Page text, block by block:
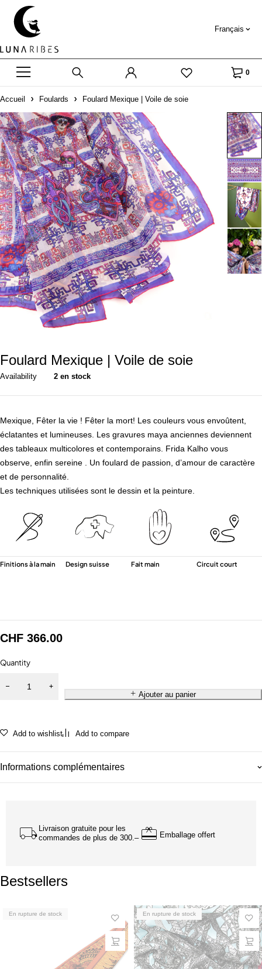
Français
0
Accueil Foulards Foulard Mexique | Voile de soie
Foulard Mexique | Voile de soie
Availability 2 en stock
Mexique, Fêter la vie ! Fêter la mort! Les couleurs vous envoûtent,
éclatantes et lumineuses. Les gravures maya anciennes deviennent
des tableaux multicolores et contemporains. Frida Kalho vous
observe, enfin sereine . Un foulard de passion, d’amour de caractère
et de personnalité.
Les techniques utilisées sont le dessin et la peinture.
Finitions à la main Design suisse Fait main Circuit court
CHF 366.00
Quantity
Ajouter au panier
Add to wishlist Add to compare
Informations complémentaires
Livraison gratuite pour les
commandes de plus de 300.–
Emballage offert
Bestsellers
En rupture de stock En rupture de stock